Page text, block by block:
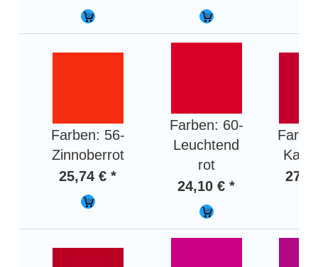
Farben: 56-
Zinnoberrot
25,74 € *
Farben: 60-
Leuchtend
rot
24,10 € *